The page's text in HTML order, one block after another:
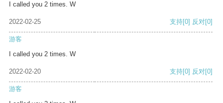
I called you 2 times. W
2022-02-25 支持[0] 反对[0]
游客
I called you 2 times. W
2022-02-20 支持[0] 反对[0]
游客